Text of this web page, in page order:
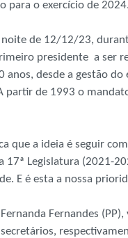
para o exercício de 2024.
de 12/12/23,
presidente a ser
desde a gestão
partir de 1993 o
que a ideia é seguir
Legislatura (2021-
E é esta a nossa
Fernandes